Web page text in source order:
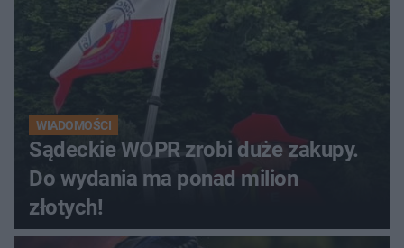
WIADOMOŚCI
Sądeckie WOPR zrobi duże zakupy.
Do wydania ma ponad milion
złotych!